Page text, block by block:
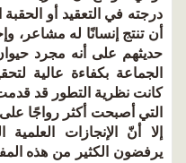
درجته في التعقيد أو
أن تنتج إنسانًا له مشاعر،
حديثهم على أنه مجرد
الجماعة بكفاءة عالية
كانت نظرية التطور قد
التي أصبحت أكثر رواجًا
إلا أنّ الإنجازات
يرفضون الكثير من هذه